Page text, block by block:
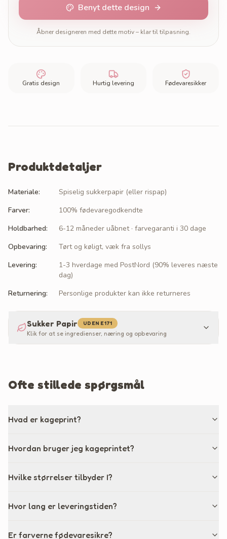
Benyt dette design
Åbner designeren med dette motiv – klar til tilpasning.
Gratis design Hurtig levering Fødevaresikker
Produktdetaljer
Materiale:
Spiselig sukkerpapir (eller rispap)
Farver:
100% fødevaregodkendte
Holdbarhed:
6-12 måneder uåbnet · farvegaranti i 30 dage
Opbevaring:
Tørt og køligt, væk fra sollys
Levering:
1-3 hverdage med PostNord (90% leveres næste
dag)
Returnering: Personlige produkter kan ikke returneres
Sukker Papir UDEN E171
Klik for at se ingredienser, næring og opbevaring
Ofte stillede spørgsmål
Hvad er kageprint?
Hvordan bruger jeg kageprintet?
Hvilke størrelser tilbyder I?
Hvor lang er leveringstiden?
Er farverne fødevaresikre?